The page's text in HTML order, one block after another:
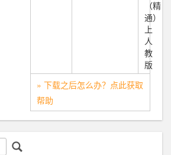
（精
通）
上
人
教
版
» 下载之后怎么办？点此获取
帮助